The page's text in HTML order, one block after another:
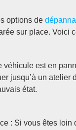
options de
sur place. Voici
véhicule est en
jusqu’à un atelier
état.
: Si vous êtes